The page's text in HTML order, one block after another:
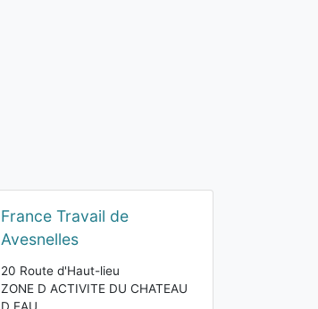
France Travail de
Avesnelles
20 Route d'Haut-lieu
ZONE D ACTIVITE DU CHATEAU